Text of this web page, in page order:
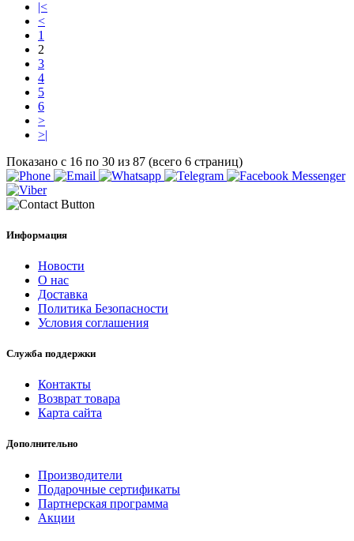
|<
<
1
2
3
4
5
6
>
>|
Показано с 16 по 30 из 87 (всего 6 страниц)
Информация
Новости
О нас
Доставка
Политика Безопасности
Условия соглашения
Служба поддержки
Контакты
Возврат товара
Карта сайта
Дополнительно
Производители
Подарочные сертификаты
Партнерская программа
Акции